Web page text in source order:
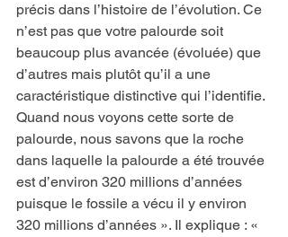
précis dans l’histoire de l’évolution. Ce
n’est pas que votre palourde soit
beaucoup plus avancée (évoluée) que
d’autres mais plutôt qu’il a une
caractéristique distinctive qui l’identifie.
Quand nous voyons cette sorte de
palourde, nous savons que la roche
dans laquelle la palourde a été trouvée
est d’environ 320 millions d’années
puisque le fossile a vécu il y environ
320 millions d’années ». Il explique : «